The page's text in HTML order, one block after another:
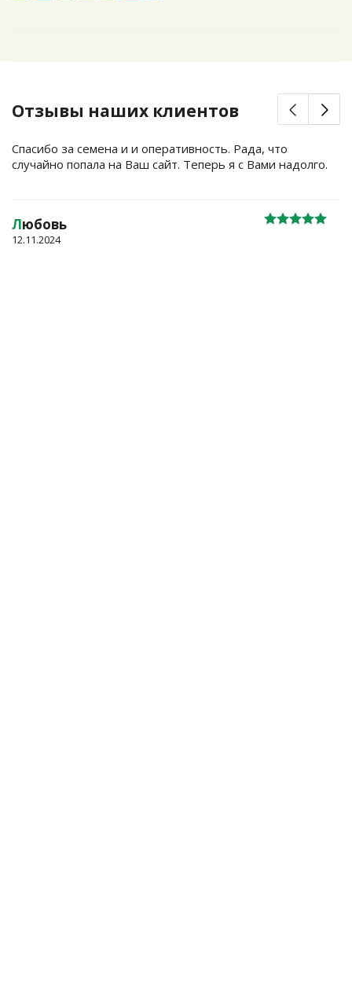
Отзывы наших клиентов
Спасибо за семена и и оперативность. Рада, что
случайно попала на Ваш сайт. Теперь я с Вами надолго.
Любовь
12.11.2024